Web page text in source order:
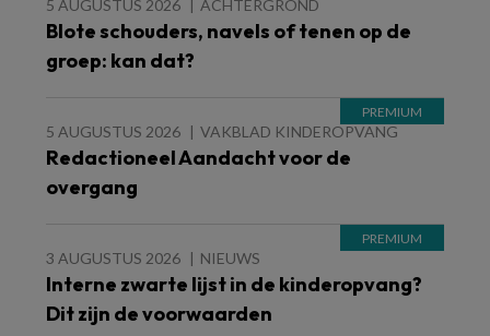
5 AUGUSTUS 2026 ACHTERGROND
Blote schouders, navels of tenen op de
groep: kan dat?
5 AUGUSTUS 2026 VAKBLAD KINDEROPVANG
Redactioneel Aandacht voor de
overgang
3 AUGUSTUS 2026 NIEUWS
Interne zwarte lijst in de kinderopvang?
Dit zijn de voorwaarden